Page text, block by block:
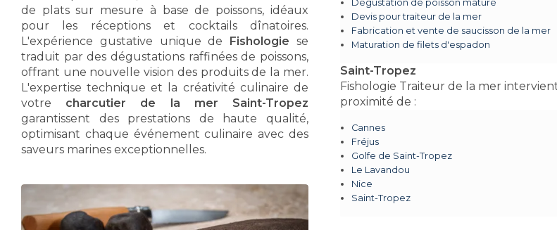
de plats sur mesure à base de poissons, idéaux
pour les réceptions et cocktails dînatoires.
L'expérience gustative unique de Fishologie se
traduit par des dégustations raffinées de poissons,
offrant une nouvelle vision des produits de la mer.
L'expertise technique et la créativité culinaire de
votre charcutier de la mer Saint-Tropez
garantissent des prestations de haute qualité,
optimisant chaque événement culinaire avec des
saveurs marines exceptionnelles.
Dégustation de poisson maturé
Devis pour traiteur de la mer
Fabrication et vente de saucisson de la mer
Maturation de filets d'espadon
Saint-Tropez
Fishologie Traiteur de la mer
proximité de :
Cannes
Fréjus
Golfe de Saint-Tropez
Le Lavandou
Nice
Saint-Tropez